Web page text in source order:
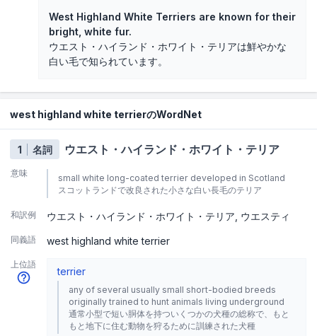
West Highland White Terriers are known for their
bright, white fur.
ウエスト・ハイランド・ホワイト・テリアは鮮やかな
白い毛で知られています。
west highland white terrierのWordNet
1 名詞 ウエスト・ハイランド・ホワイト・テリア
意味
small white long-coated terrier developed in Scotland
スコットランドで改良された小さな白い長毛のテリア
和訳例 ウエスト・ハイランド・ホワイト・テリア ウエスティ
同義語 west highland white terrier
上位語
terrier
any of several usually small short-bodied breeds
originally trained to hunt animals living underground
通常小型で短い胴体を持ついくつかの犬種の総称で、もと
もと地下に住む動物を狩るために訓練された犬種